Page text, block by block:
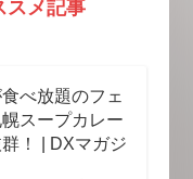
スメ記事
べ放題のフェ
スープカレー
！ | DXマガジ